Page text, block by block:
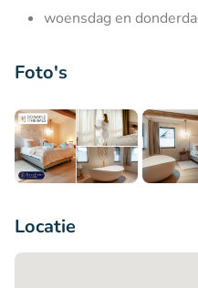
woensdag en
Foto's
Locatie